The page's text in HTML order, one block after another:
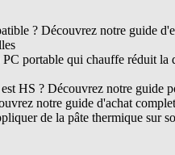
? Découvrez notre guide
portable qui chauffe réduit la
HS ? Découvrez notre guide
notre guide d'achat
de la pâte thermique sur